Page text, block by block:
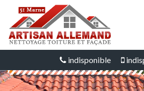
indisponible